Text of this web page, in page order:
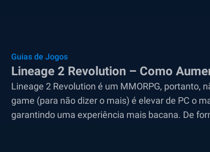
Guias de Jogos
Lineage 2 Revolution – Como
Lineage 2 Revolution é um MMORPG,
game (para não dizer o mais) é elevar de PC o
garantindo uma experiência mais bacana. De